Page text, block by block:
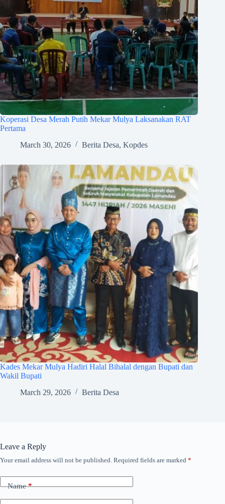
Koperasi Desa Merah Putih Mekar Mulya Laksanakan RAT
Pertama
March 30, 2026
Berita Desa, Kopdes
Kades Mekar Mulya Hadiri Halal Bihalal dengan Bupati dan
Wakil Bupati
March 29, 2026
Berita Desa
Leave a Reply
Your email address will not be published. Required fields are marked *
Name*